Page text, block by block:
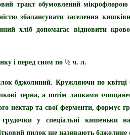
тракт обумовлений мікрофлорою
збалансувати заселення
хліб допомагає відновити
і перед сном по ½ ч. л.
бджолиний. Кружляючи по квітці
зерна, а потім лапками
нектар та свої ферменти, формує
грудочки у спеціальні кишеньки
пилок ще називають бджолине